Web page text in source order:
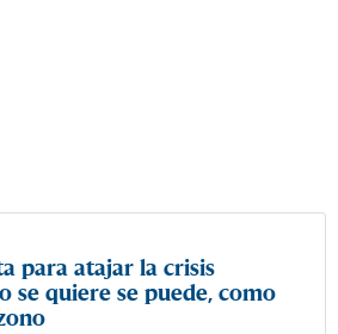
para atajar la crisis
se quiere se puede, como